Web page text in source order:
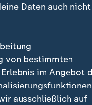
Daten auch nicht
von bestimmten
im Angebot
ausschließlich auf